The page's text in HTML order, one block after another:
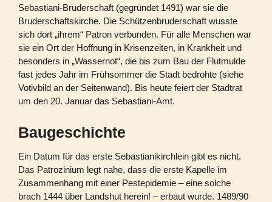
Sebastiani-Bruderschaft (gegründet 1491) war sie die
Bruderschaftskirche. Die Schützenbruderschaft wusste
sich dort „ihrem“ Patron verbunden. Für alle Menschen war
sie ein Ort der Hoffnung in Krisenzeiten, in Krankheit und
besonders in „Wassernot“, die bis zum Bau der Flutmulde
fast jedes Jahr im Frühsommer die Stadt bedrohte (siehe
Votivbild an der Seitenwand). Bis heute feiert der Stadtrat
um den 20. Januar das Sebastiani-Amt.
Baugeschichte
Ein Datum für das erste Sebastianikirchlein gibt es nicht.
Das Patrozinium legt nahe, dass die erste Kapelle im
Zusammenhang mit einer Pestepidemie – eine solche
brach 1444 über Landshut herein! – erbaut wurde. 1489/90